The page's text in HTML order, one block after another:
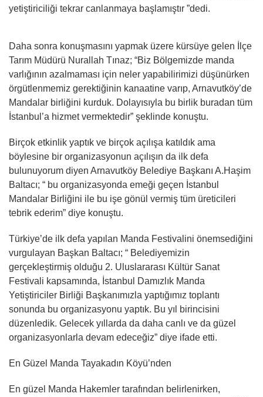
yetiştiriciliği tekrar canlanmaya başlamıştır ”dedi.
Daha sonra konuşmasını yapmak üzere kürsüye gelen İlçe
Tarım Müdürü Nurallah Tınaz; “Biz Bölgemizde manda
varlığının azalmaması için neler yapabilirimizi düşünürken
örgütlenmemiz gerektiğinin kanaatine varıp, Arnavutköy’de
Mandalar birliğini kurduk. Dolayısıyla bu birlik buradan tüm
İstanbul’a hizmet vermektedir” şeklinde konuştu.
Birçok etkinlik yaptık ve birçok açılışa katıldık ama
böylesine bir organizasyonun açılışın da ilk defa
bulunuyorum diyen Arnavutköy Belediye Başkanı A.Haşim
Baltacı; “ bu organizasyonda emeği geçen İstanbul
Mandalar Birliğini ile bu işe gönül vermiş tüm üreticileri
tebrik ederim” diye konuştu.
Türkiye’de ilk defa yapılan Manda Festivalini önemsediğini
vurgulayan Başkan Baltacı; “ Belediyemizin
gerçekleştirmiş olduğu 2. Uluslararası Kültür Sanat
Festivali kapsamında, İstanbul Damızlık Manda
Yetiştiriciler Birliği Başkanımızla yaptığımız toplantı
sonunda bu organizasyonu yaptık. Bu yıl birincisini
düzenledik. Gelecek yıllarda da daha canlı ve da güzel
organizasyonlarla devam edeceğiz” diye ifade etti.
En Güzel Manda Tayakadın Köyü’nden
En güzel Manda Hakemler tarafından belirlenirken,